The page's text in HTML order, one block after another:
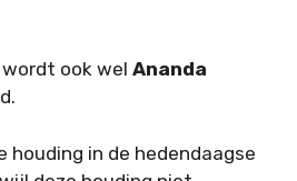
wordt ook wel Ananda
houding in de hedendaagse